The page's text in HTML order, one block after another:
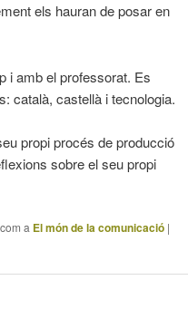
els hauran de posar en
i amb el professorat. Es
català, castellà i tecnologia.
propi procés de producció
sobre el seu propi
a El món de la comunicació |